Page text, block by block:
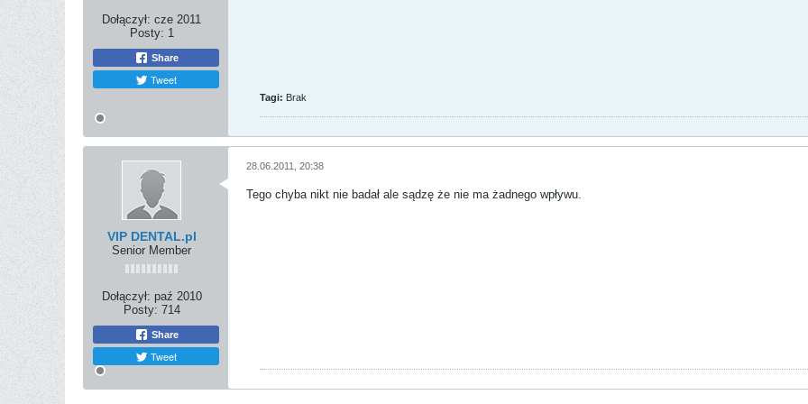
Dołączył: cze 2011
Posty: 1
Share
Tweet
Tagi: Brak
VIP DENTAL.pl
Senior Member
Dołączył: paź 2010
Posty: 714
Share
Tweet
28.06.2011, 20:38
Tego chyba nikt nie badał ale sądzę że nie ma żadnego wpływu.